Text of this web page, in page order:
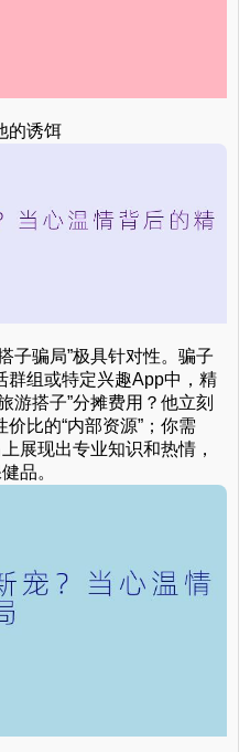
的诱饵
子骗局”极具针对性。骗子
群组或特定兴趣App中，精
游搭子”分摊费用？他立刻
比的“内部资源”；你需
展现出专业知识和热情，
品。